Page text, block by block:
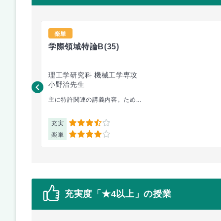
楽単
学際領域特論B(35)
理工学研究科 機械工学専攻
小野治先生
主に特許関連の講義内容。ため...
充実 3.5
楽単 4
充実度「★4以上」の授業